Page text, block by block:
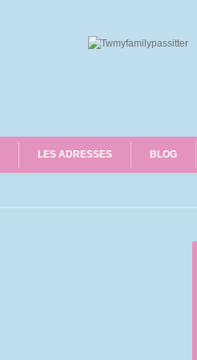
LES ADRESSES BLOG